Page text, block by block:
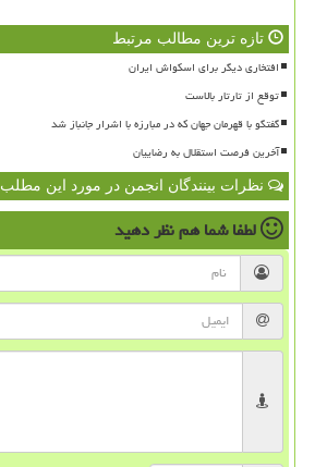
تازه ترین مطالب مرتبط
افتخاری دیگر برای اسکواش ایران
توقع از تارتار بالاست
گفتگو با قهرمان جهان که در مبارزه با اشرار جانباز شد
آخرین فرصت استقلال به رضاییان
نظرات بینندگان انجمن در مورد این مطلب
لطفا شما همنظر دهید